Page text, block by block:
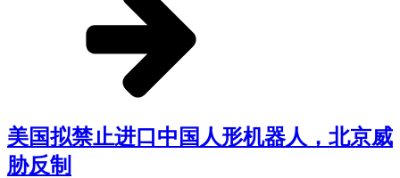
美国拟禁止进口中国人形机器人，北京威
胁反制